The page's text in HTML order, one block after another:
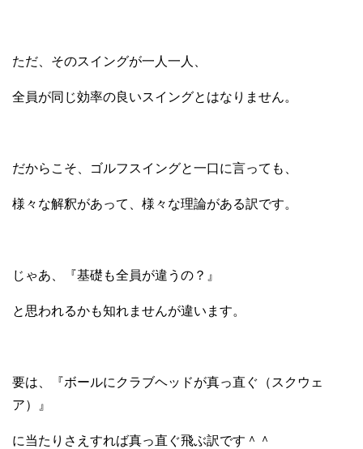
ただ、そのスイングが一人一人、
全員が同じ効率の良いスイングとはなりません。
だからこそ、ゴルフスイングと一口に言っても、
様々な解釈があって、様々な理論がある訳です。
じゃあ、『基礎も全員が違うの？』
と思われるかも知れませんが違います。
要は、『ボールにクラブヘッドが真っ直ぐ（スクウェ
ア）』
に当たりさえすれば真っ直ぐ飛ぶ訳です＾＾